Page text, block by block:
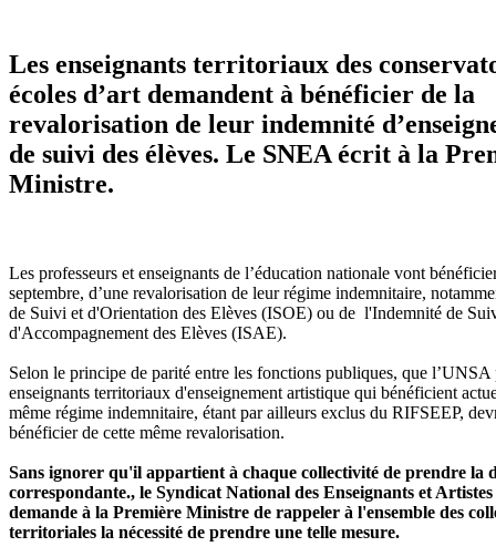
Les enseignants territoriaux des
écoles d’art demandent à bénéficier de la
revalorisation de leur indemnité
de suivi des élèves. Le SNEA écrit à la
Ministre.
Les professeurs et enseignants de l’éducation nationale vont
septembre, d’une revalorisation de leur régime indemnitaire,
de Suivi et d'Orientation des Elèves (ISOE) ou de l'Indemnité de
d'Accompagnement des Elèves (ISAE).
Selon le principe de parité entre les fonctions publiques, que l’UNSA
enseignants territoriaux d'enseignement artistique qui bénéficient
même régime indemnitaire, étant par ailleurs exclus du RIFSEEP,
bénéficier de cette même revalorisation.
Sans ignorer qu'il appartient à chaque collectivité de prendre la
correspondante., le Syndicat National des Enseignants et
demande à la Première Ministre de rappeler à l'ensemble des
territoriales la nécessité de prendre une telle mesure.